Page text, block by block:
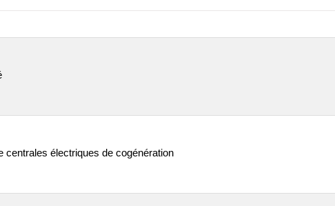
centrales électriques de cogénération